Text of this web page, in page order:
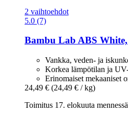
2 vaihtoehdot
5.0 (7)
Bambu Lab ABS
Vankka, veden- ja
Korkea lämpötilan ja
Erinomaiset mekaaniset
24,49 € (24,49 € / kg)
Toimitus 17. elokuuta mennessä